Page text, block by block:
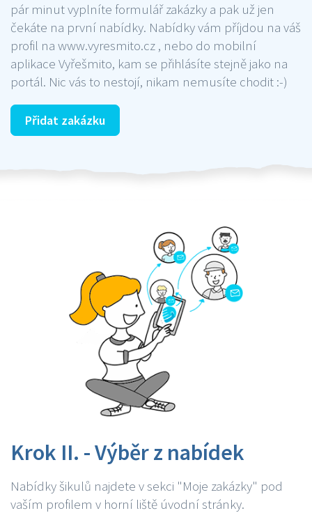
pár minut vyplníte formulář zakázky a pak už jen
čekáte na první nabídky. Nabídky vám příjdou na váš
profil na www.vyresmito.cz , nebo do mobilní
aplikace Vyřešmito, kam se přihlásíte stejně jako na
portál. Nic vás to nestojí, nikam nemusíte chodit :-)
Přidat zakázku
Krok II. - Výběr z nabídek
Nabídky šikulů najdete v sekci "Moje zakázky" pod
vaším profilem v horní liště úvodní stránky.